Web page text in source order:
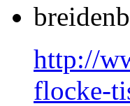
http://
flocke-